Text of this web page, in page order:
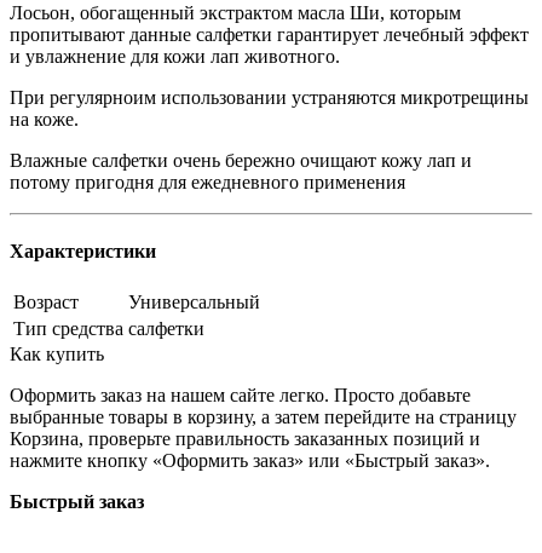
Лосьон, обогащенный экстрактом масла Ши, которым
пропитывают данные салфетки гарантирует лечебный эффект
и увлажнение для кожи лап животного.
При регулярноим использовании устраняются микротрещины
на коже.
Влажные салфетки очень бережно очищают кожу лап и
потому пригодня для ежедневного применения
Характеристики
Возраст
Универсальный
Тип средства салфетки
Как купить
Оформить заказ на нашем сайте легко. Просто добавьте
выбранные товары в корзину, а затем перейдите на страницу
Корзина, проверьте правильность заказанных позиций и
нажмите кнопку «Оформить заказ» или «Быстрый заказ».
Быстрый заказ